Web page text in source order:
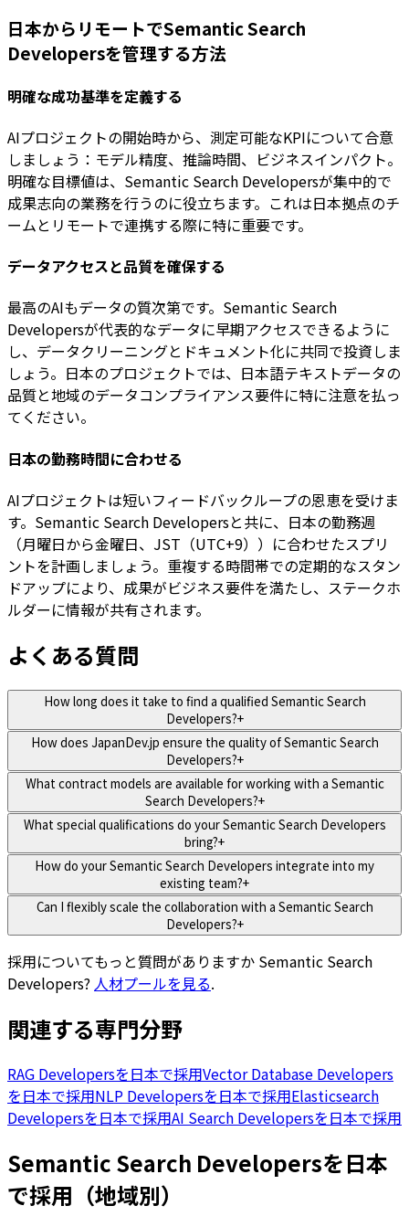
日本からリモートでSemantic Search
Developersを管理する方法
明確な成功基準を定義する
AIプロジェクトの開始時から、測定可能なKPIについて合意
しましょう：モデル精度、推論時間、ビジネスインパクト。
明確な目標値は、Semantic Search Developersが集中的で
成果志向の業務を行うのに役立ちます。これは日本拠点のチ
ームとリモートで連携する際に特に重要です。
データアクセスと品質を確保する
最高のAIもデータの質次第です。Semantic Search
Developersが代表的なデータに早期アクセスできるように
し、データクリーニングとドキュメント化に共同で投資しま
しょう。日本のプロジェクトでは、日本語テキストデータの
品質と地域のデータコンプライアンス要件に特に注意を払っ
てください。
日本の勤務時間に合わせる
AIプロジェクトは短いフィードバックループの恩恵を受けま
す。Semantic Search Developersと共に、日本の勤務週
（月曜日から金曜日、JST（UTC+9））に合わせたスプリ
ントを計画しましょう。重複する時間帯での定期的なスタン
ドアップにより、成果がビジネス要件を満たし、ステークホ
ルダーに情報が共有されます。
よくある質問
How long does it take to find a qualified Semantic Search
Developers?+
How does JapanDev.jp ensure the quality of Semantic Search
Developers?+
What contract models are available for working with a Semantic
Search Developers?+
What special qualifications do your Semantic Search Developers
bring?+
How do your Semantic Search Developers integrate into my
existing team?+
Can I flexibly scale the collaboration with a Semantic Search
Developers?+
採用についてもっと質問がありますか Semantic Search
Developers? 人材プールを見る.
関連する専門分野
RAG Developersを日本で採用Vector Database Developers
を日本で採用NLP Developersを日本で採用Elasticsearch
Developersを日本で採用AI Search Developersを日本で採用
Semantic Search Developersを日本
で採用（地域別）